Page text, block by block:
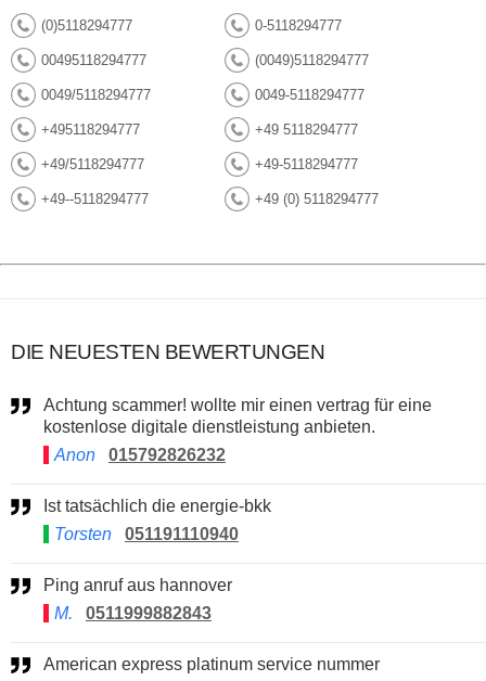
(0)5118294777 0-5118294777
00495118294777 (0049)5118294777
0049/5118294777 0049-5118294777
+495118294777 +49 5118294777
+49/5118294777 +49-5118294777
+49--5118294777 +49 (0) 5118294777
DIE NEUESTEN BEWERTUNGEN
Achtung scammer! wollte mir einen vertrag für eine
kostenlose digitale dienstleistung anbieten.
Anon
015792826232
Ist tatsächlich die energie-bkk
Torsten
051191110940
Ping anruf aus hannover
M.
0511999882843
American express platinum service nummer